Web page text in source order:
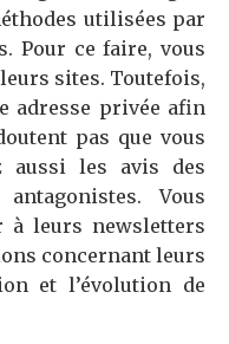
utilisées par
Pour ce faire, vous
sites. Toutefois,
adresse privée afin
pas que vous
aussi les avis des
Vous
à leurs newsletters
concernant leurs
et l’évolution de